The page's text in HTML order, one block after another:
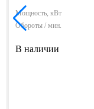
Мощность, кВт
Обороты / мин.
В наличии